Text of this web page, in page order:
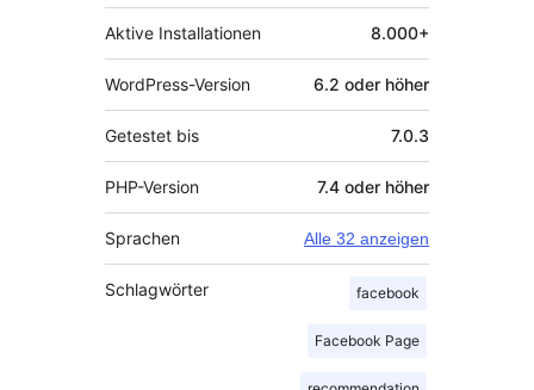
Aktive Installationen 8.000+
WordPress-Version 6.2 oder höher
Getestet bis 7.0.3
PHP-Version 7.4 oder höher
Sprachen Alle 32 anzeigen
Schlagwörter facebook
Facebook Page